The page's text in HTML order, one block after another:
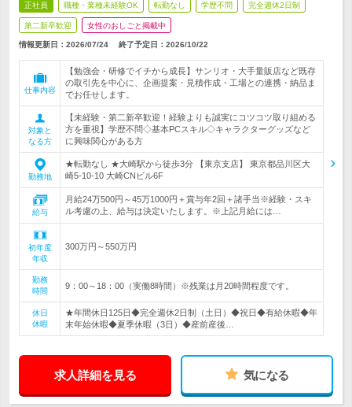
正社員 職種・業種未経験OK 転勤なし 学歴不問 完全週休2日制
第二新卒歓迎 女性のおしごと掲載中
情報更新日：2026/07/24 終了予定日： 2026/10/22
仕事内容
【勉強会・研修でイチから成長】サンリオ・大手量販店など既存
の取引先を中心に、企画提案・見積作成・工場との連携・納品ま
でお任せします。
対象と
なる方
【未経験・第二新卒歓迎！経験よりも誠実にコツコツ取り組める
方を重視】学歴不問◇基本PCスキル◇キャラクターグッズなど
に興味関心がある方
勤務地
★転勤なし ★大崎駅から徒歩3分 【東京支店】 東京都品川区大
崎5-10-10 大崎CNビル6F
給与
月給24万500円～45万1000円＋賞与年2回＋諸手当※経験・スキ
ル考慮の上、給与は決定いたします。※上記月給には…
初年度
年収
300万円～550万円
勤務
時間
9：00～18：00（実働8時間）※残業は月20時間程度です。
休日
休暇
★年間休日125日◆完全週休2日制（土日）◆祝日◆有給休暇◆年
末年始休暇◆夏季休暇（3日）◆産前産後…
求人詳細を見る 気になる